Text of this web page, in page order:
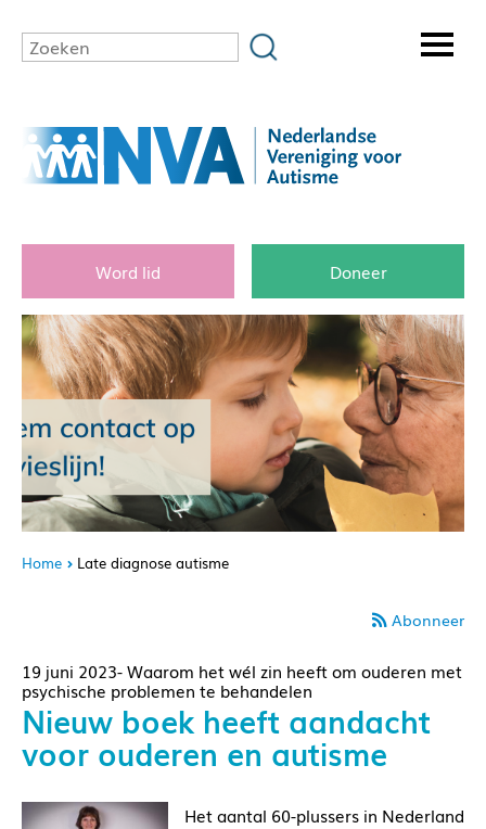
Word lid Doneer
Home Late diagnose autisme
Abonneer
19 juni 2023- Waarom het wél zin heeft om ouderen met
psychische problemen te behandelen
Nieuw boek heeft aandacht
voor ouderen en autisme
Het aantal 60-plussers in Nederland